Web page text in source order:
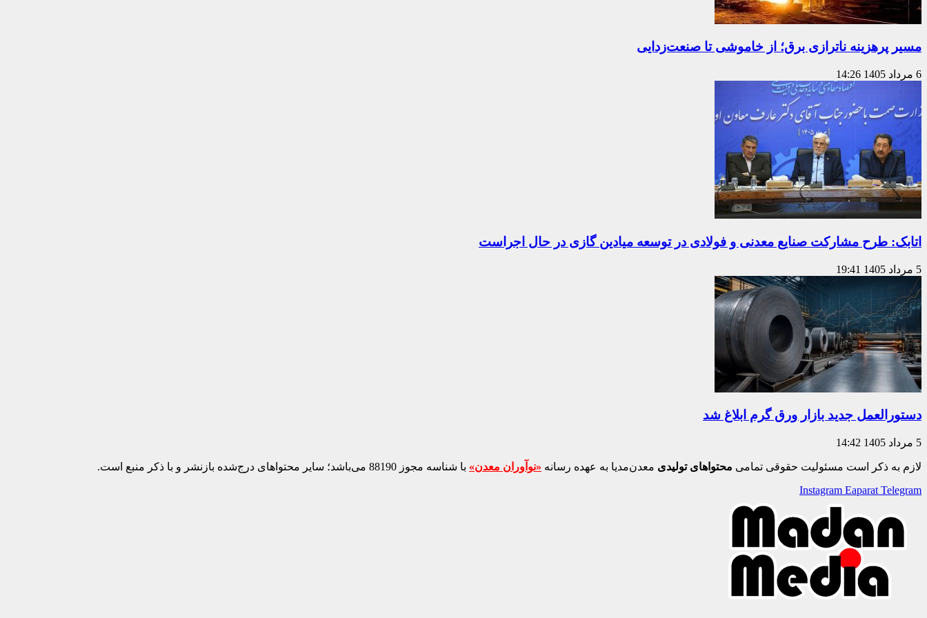
مسیر پرهزینه ناترازی برق؛ از خاموشی تا صنعت‌زدایی
6 مرداد 1405 14:26
اتابک: طرح مشارکت صنایع معدنی و فولادی در توسعه میادین گازی در حال اجراست
5 مرداد 1405 19:41
دستورالعمل جدید بازار ورق گرم ابلاغ شد
5 مرداد 1405 14:42
لازم به ذکر است مسئولیت حقوقی تمامی محتواهای تولیدی معدن‌مدیا به عهده رسانه «نوآوران معدن» با شناسه مجوز 88190 می‌باشد؛ سایر محتواهای درج‌شده بازنشر و با ذکر منبع است.
Instagram Eaparat Telegram